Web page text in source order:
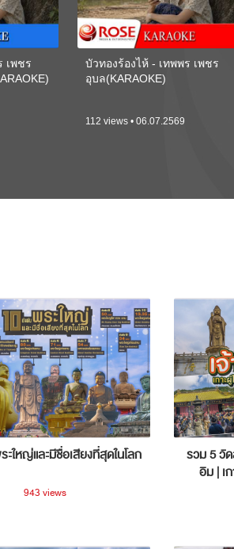
เพชร
บัวทองร้องไห้ - เทพพร เพชร
อุบล(KARAOKE)
112 views • 06.07.2569
ใหญ่และมีชื่อเสียงที่สุดในโลก
943 views
รวม 5 วั
อิม | เ